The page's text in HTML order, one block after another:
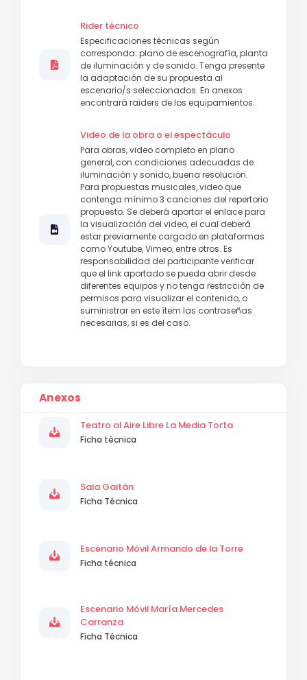
Rider técnico
Especificaciones técnicas según
corresponda: plano de escenografía, planta
de iluminación y de sonido. Tenga presente
la adaptación de su propuesta al
escenario/s seleccionados. En anexos
encontrará raiders de los equipamientos.
Video de la obra o el espectáculo
Para obras, video completo en plano
general, con condiciones adecuadas de
iluminación y sonido, buena resolución.
Para propuestas musicales, video que
contenga mínimo 3 canciones del repertorio
propuesto. Se deberá aportar el enlace para
la visualización del video, el cual deberá
estar previamente cargado en plataformas
como Youtube, Vimeo, entre otros. Es
responsabilidad del participante verificar
que el link aportado se pueda abrir desde
diferentes equipos y no tenga restricción de
permisos para visualizar el contenido, o
suministrar en este ítem las contraseñas
necesarias, si es del caso.
Anexos
Teatro al Aire Libre La Media Torta
Ficha técnica
Sala Gaitán
Ficha Técnica
Escenario Móvil Armando de la Torre
Ficha técnica
Escenario Móvil María Mercedes
Carranza
Ficha Técnica